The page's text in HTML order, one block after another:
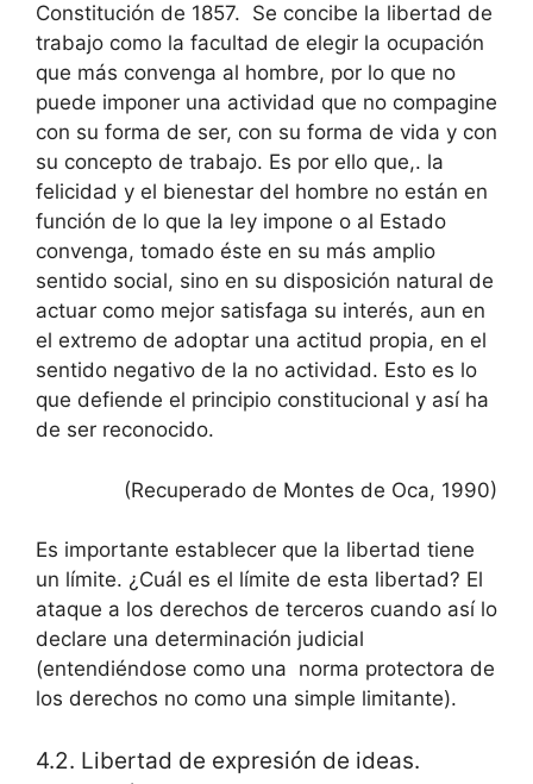
Constitución de 1857. Se concibe la libertad de
trabajo como la facultad de elegir la ocupación
que más convenga al hombre, por lo que no
puede imponer una actividad que no compagine
con su forma de ser, con su forma de vida y con
su concepto de trabajo. Es por ello que,. la
felicidad y el bienestar del hombre no están en
función de lo que la ley impone o al Estado
convenga, tomado éste en su más amplio
sentido social, sino en su disposición natural de
actuar como mejor satisfaga su interés, aun en
el extremo de adoptar una actitud propia, en el
sentido negativo de la no actividad. Esto es lo
que defiende el principio constitucional y así ha
de ser reconocido.
(Recuperado de Montes de Oca, 1990)
Es importante establecer que la libertad tiene
un límite. ¿Cuál es el límite de esta libertad? El
ataque a los derechos de terceros cuando así lo
declare una determinación judicial
(entendiéndose como una norma protectora de
los derechos no como una simple limitante).
4.2. Libertad de expresión de ideas.